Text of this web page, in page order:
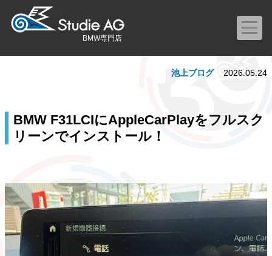
BMW専門店
BMW F31LCIにAppleCarPlayをフルスク
リーンでインストール！
池上ブログ 2026.05.24